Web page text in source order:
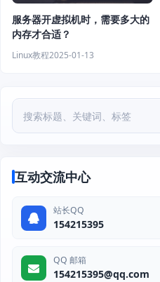
服务器开虚拟机时，需要多大的
内存才合适？
Linux教程2025-01-13
互动交流中心
站长QQ
154215395
QQ 邮箱
154215395@qq.com